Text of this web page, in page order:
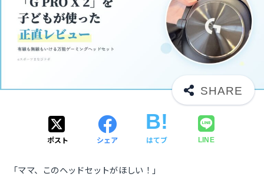
ポスト シェア はてブ LINE
「ママ、このヘッドセットがほしい！」